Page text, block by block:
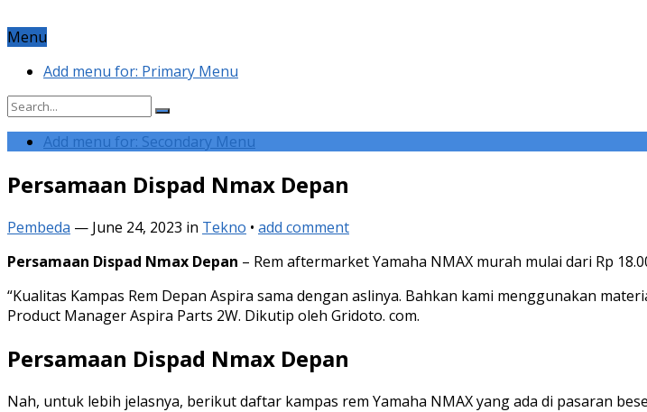
Menu
Add menu for: Primary Menu
Add menu for: Secondary Menu
Persamaan Dispad Nmax Depan
Pembeda — June 24, 2023 in Tekno • add comment
Persamaan Dispad Nmax Depan – Rem aftermarket Yamaha NMAX murah mulai dari Rp
“Kualitas Kampas Rem Depan Aspira sama dengan aslinya. Bahkan kami menggunakan
Product Manager Aspira Parts 2W. Dikutip oleh Gridoto. com.
Persamaan Dispad Nmax Depan
Nah, untuk lebih jelasnya, berikut daftar kampas rem Yamaha NMAX yang ada di pasaran